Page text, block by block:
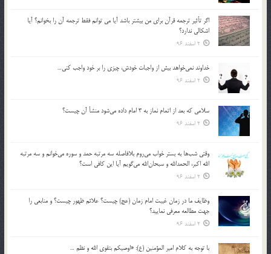
اگر تأثير ترجمه قرآن براي من بيشتر باشد آيا مي توانم فقط ترجمه آن را بخوانم؟ آيا
اشكالي ندارد؟
2 اسفند 96
خداوند نمي‌خواهد بيش از واجبات خودش، چيزي را بر خود واجب كني…
2 اسفند 96
سلامي كه بعد از اتمام نماز به 3 امام داده مي‌شود منشأ آن چيست؟
2 اسفند 96
وقتي شب‌ها به بستر خواب مي‌روم بلافاصله سه مرتبه حمد و سوره مي‌خوانم و سه مرتبه
الله اكبر، الحمدالله و سبحان‌الله مي‌گويم آيا اين كافي است؟
2 اسفند 96
وظايف ما در زمان غيبت امام زمان (عج) چيست؟ علائم ظهور چيست؟ و منابعي را
جهت مطالعه معرفي نماييد؟
2 اسفند 96
با توجه به كلام امير المؤمنين (ع): «اوصيكم بتقوي الله و نظم …